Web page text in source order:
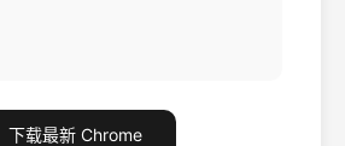
下载最新 Chrome